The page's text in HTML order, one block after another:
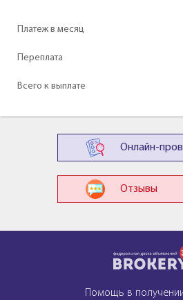
Платеж в месяц
Переплата
Всего к выплате
Онлайн-
Отзывы
Помощь в